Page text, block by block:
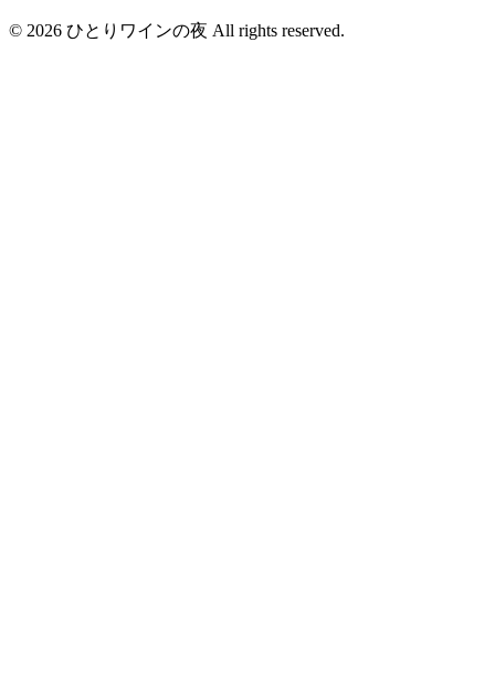
© 2026 ひとりワインの夜 All rights reserved.